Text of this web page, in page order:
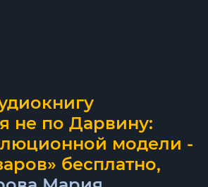
не по Дарвину:
модели -
бесплатно,